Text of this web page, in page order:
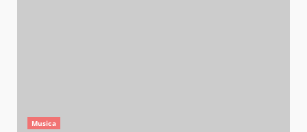
Musica